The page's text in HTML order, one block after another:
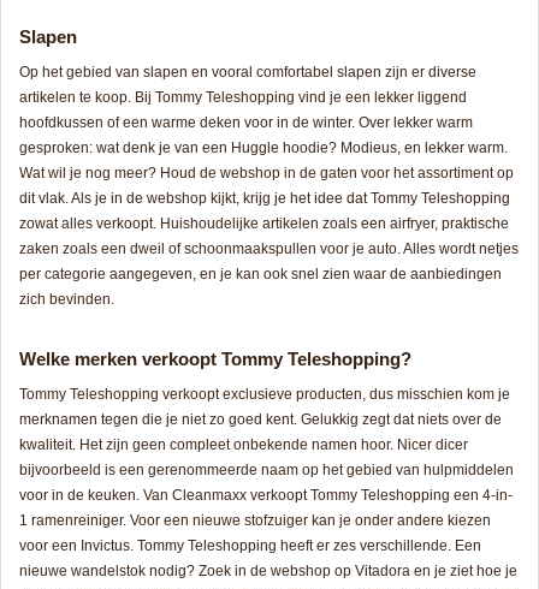
Slapen
Op het gebied van slapen en vooral comfortabel slapen zijn er diverse
artikelen te koop. Bij Tommy Teleshopping vind je een lekker liggend
hoofdkussen of een warme deken voor in de winter. Over lekker warm
gesproken: wat denk je van een Huggle hoodie? Modieus, en lekker warm.
Wat wil je nog meer? Houd de webshop in de gaten voor het assortiment op
dit vlak. Als je in de webshop kijkt, krijg je het idee dat Tommy Teleshopping
zowat alles verkoopt. Huishoudelijke artikelen zoals een airfryer, praktische
zaken zoals een dweil of schoonmaakspullen voor je auto. Alles wordt netjes
per categorie aangegeven, en je kan ook snel zien waar de aanbiedingen
zich bevinden.
Welke merken verkoopt Tommy Teleshopping?
Tommy Teleshopping verkoopt exclusieve producten, dus misschien kom je
merknamen tegen die je niet zo goed kent. Gelukkig zegt dat niets over de
kwaliteit. Het zijn geen compleet onbekende namen hoor. Nicer dicer
bijvoorbeeld is een gerenommeerde naam op het gebied van hulpmiddelen
voor in de keuken. Van Cleanmaxx verkoopt Tommy Teleshopping een 4-in-
1 ramenreiniger. Voor een nieuwe stofzuiger kan je onder andere kiezen
voor een Invictus. Tommy Teleshopping heeft er zes verschillende. Een
nieuwe wandelstok nodig? Zoek in de webshop op Vitadora en je ziet hoe je